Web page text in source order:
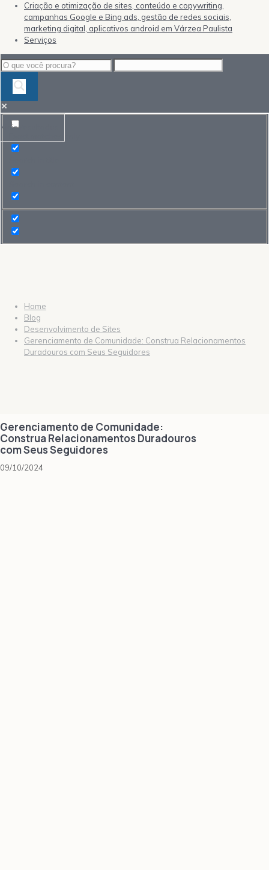
Criação e otimização de sites, conteúdo e copywriting,
campanhas Google e Bing ads, gestão de redes sociais,
marketing digital, aplicativos android em Várzea Paulista
Serviços
Mais resultados...
Home
Blog
Desenvolvimento de Sites
Gerenciamento de Comunidade: Construa Relacionamentos
Duradouros com Seus Seguidores
Gerenciamento de Comunidade:
Construa Relacionamentos Duradouros
com Seus Seguidores
09/10/2024